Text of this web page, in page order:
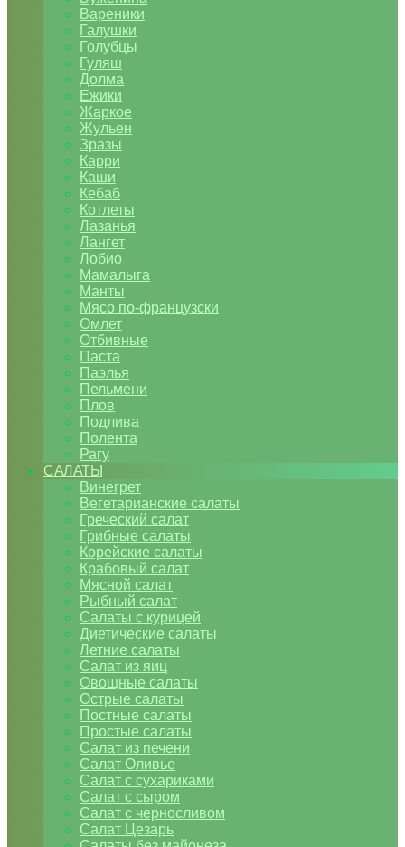
Вареники
Галушки
Голубцы
Гуляш
Долма
Ежики
Жаркое
Жульен
Зразы
Карри
Каши
Кебаб
Котлеты
Лазанья
Лангет
Лобио
Мамалыга
Манты
Мясо по-французски
Омлет
Отбивные
Паста
Паэлья
Пельмени
Плов
Подлива
Полента
Рагу
САЛАТЫ
Винегрет
Вегетарианские салаты
Греческий салат
Грибные салаты
Корейские салаты
Крабовый салат
Мясной салат
Рыбный салат
Салаты с курицей
Диетические салаты
Летние салаты
Салат из яиц
Овощные салаты
Острые салаты
Постные салаты
Простые салаты
Салат из печени
Салат Оливье
Салат с сухариками
Салат с сыром
Салат с черносливом
Салат Цезарь